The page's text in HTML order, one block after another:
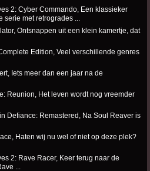
2: Cyber Commando, Een klassieker
serie met retrogrades ...
Ontsnappen uit een klein kamertje, dat
Edition, Veel verschillende genres
Iets meer dan een jaar na de
Reunion, Het leven wordt nog vreemder
Defiance: Remastered, Na Soul Reaver is
Haten wij nu wel of niet op deze plek?
2: Rave Racer, Keer terug naar de
...